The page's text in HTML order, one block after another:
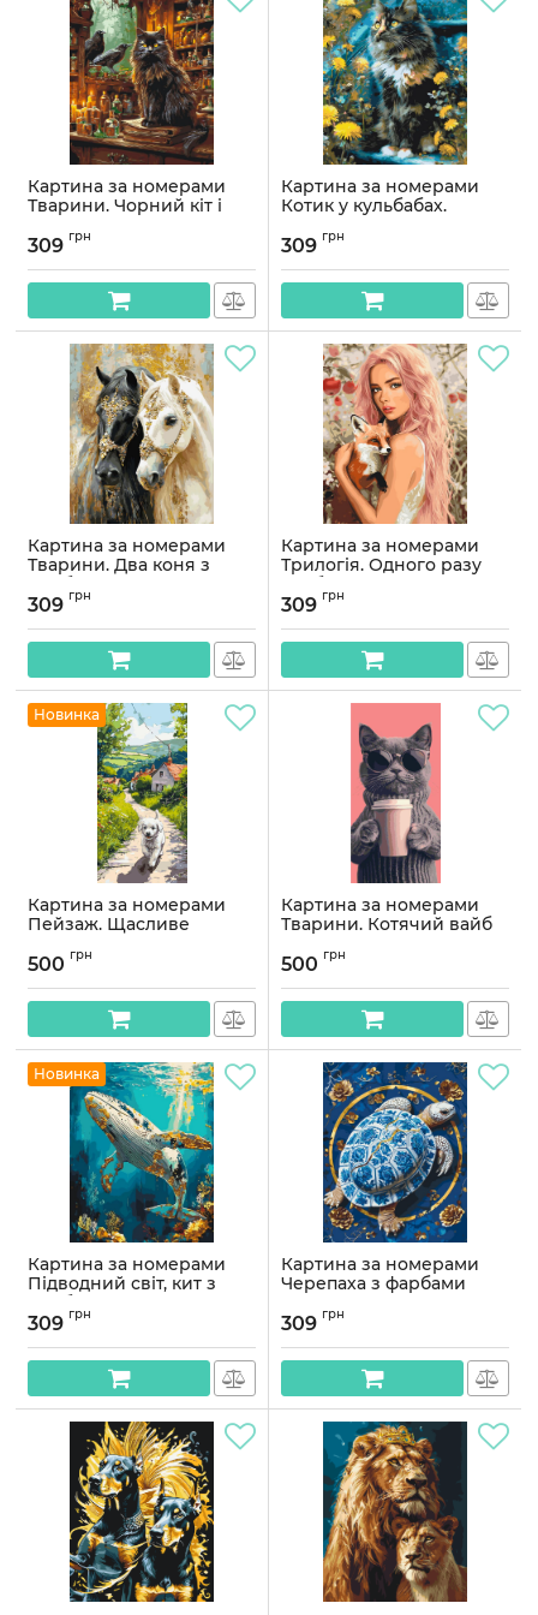
Картина за номерами
Тварини. Чорний кіт і
см Орігамі LW 3039-01
Артикул:LW3039-01
309 грн
Картина за номерами
Котик у кульбабах.
Орігамі LW 3009-01
Артикул:LW3009-01
309 грн
Картина за номерами
Тварини. Два коня з
фарбами металік 40*50
см Орігамі LW 32210-01
Артикул:LW32210-01
309 грн
Картина за номерами
Трилогія. Одного разу
розбите серце
Євангеліна та Джекс
Артикул:LW3532
309 грн
Новинка
Картина за номерами
Пейзаж. Щасливе
LW 5165
Артикул:LW5165
500 грн
Картина за номерами
Тварини. Котячий вайб
Артикул:
500 грн
Новинка
Картина за номерами
Підводний світ, кит з
фарбами металік 40*50
см Орігамі LW 3495
Артикул:LW3495
309 грн
Картина за номерами
Черепаха з фарбами
LW 3446
Артикул:LW3446
309 грн